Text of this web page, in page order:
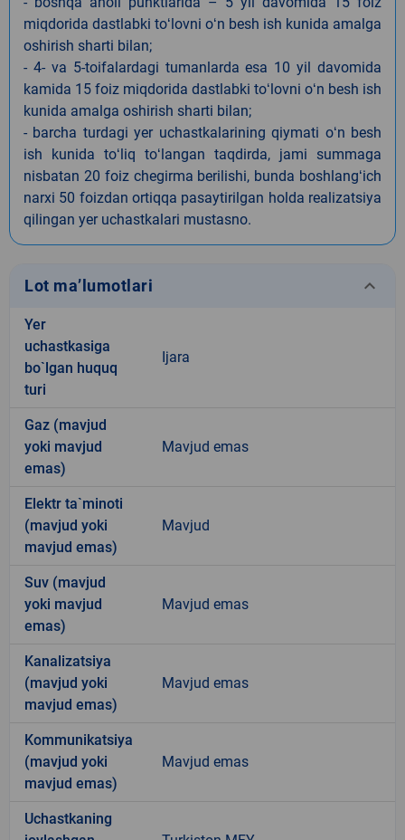
miqdorida dastlabki toʻlovni oʻn besh ish kunida amalga
oshirish sharti bilan;
- 4- va 5-toifalardagi tumanlarda esa 10 yil davomida
kamida 15 foiz miqdorida dastlabki toʻlovni oʻn besh ish
kunida amalga oshirish sharti bilan;
- barcha turdagi yer uchastkalarining qiymati oʻn besh
ish kunida toʻliq toʻlangan taqdirda, jami summaga
nisbatan 20 foiz chegirma berilishi, bunda boshlangʻich
narxi 50 foizdan ortiqqa pasaytirilgan holda realizatsiya
qilingan yer uchastkalari mustasno.
Lot ma’lumotlari keyboard_arrow_down
Yer
uchastkasiga
bo`lgan huquq
turi
Ijara
Gaz (mavjud
yoki mavjud
emas)
Mavjud emas
Elektr ta`minoti
(mavjud yoki
mavjud emas)
Mavjud
Suv (mavjud
yoki mavjud
emas)
Mavjud emas
Kanalizatsiya
(mavjud yoki
mavjud emas)
Mavjud emas
Kommunikatsiya
(mavjud yoki
mavjud emas)
Mavjud emas
Uchastkaning